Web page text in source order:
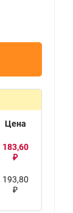
Цена
183,60
₽
193,80
₽